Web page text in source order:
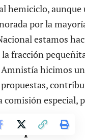
hemiciclo,
por la
estamos
fracción
Amnistía hicimos
especial,
opositora